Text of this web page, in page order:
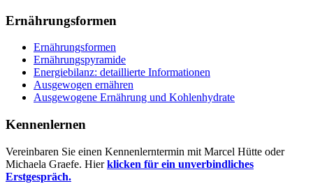
Ernährungsformen
Ernährungsformen
Ernährungspyramide
Energiebilanz: detaillierte Informationen
Ausgewogen ernähren
Ausgewogene Ernährung und Kohlenhydrate
Kennenlernen
Vereinbaren Sie einen Kennenlerntermin mit Marcel Hütte oder
Michaela Graefe. Hierklicken für ein unverbindliches
Erstgespräch.